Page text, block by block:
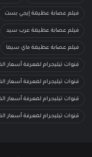
فيلم عصابة عظيمة إيجي بست
فيلم عصابة عظيمة عرب سيد
فيلم عصابة عظيمة ماي سيما
قنوات تيليجرام لمعرفة أسعار الذهب
قنوات تيليجرام لمعرفة أسعار
قنوات تيليجرام لمعرفة أسعار
قنوات تيليجرام لمعرفة أسعار